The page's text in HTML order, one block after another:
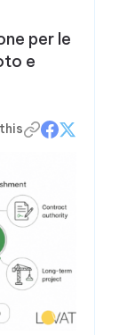
per le
e